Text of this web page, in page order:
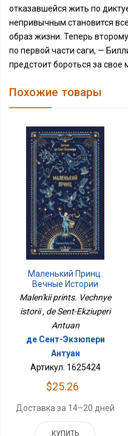
отказавшейся жить по
непривычным становится
образ жизни. Теперь
по первой части саги, —
предстоит бороться за свое
Похожие товары
Маленький Принц.
Вечные Истории
Malen'kii prints. Vechnye
istorii , de Sent-Ekziuperi
Antuan
де Сент-Экзюпери
Антуан
Артикул: 1625424
$25.26
Доставка за 14–20 дней
КУПИТЬ